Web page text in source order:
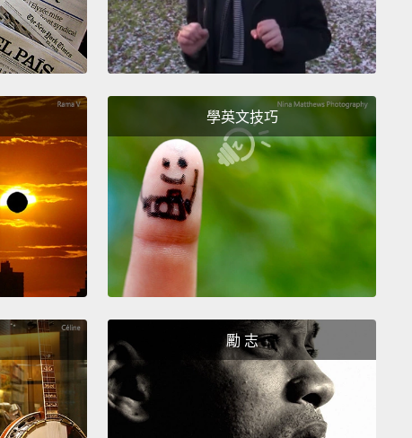
later, the fish tasted fresh.
Birdseye realized that
frozen foods were tasty because they froze
and formed smaller ice crystals that didn't
the cells. Inspired, he went on to develop a
to quickly freeze food
by pressing small
between metal plates chilled to 40 below zero.
with clever marketing, this allowed Birdseye to
winter to the rest of the world
and to almost
handedly jump-start the modern market for frozen
他注意到當因紐特人在負四十度颳風的情況下去冰釣
們的漁獲幾乎是馬上結凍。過一陣子被拿來煮時，魚嚐
新鮮。Birdseye 發現北極冷凍食物很好吃，因為它們快
並形成不會破壞細胞的較小冰晶。受到啟發，他開始研
學英文技巧
勵 志